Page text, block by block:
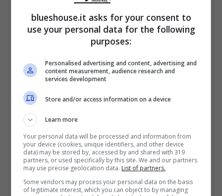
Musica
Chi è Daniela Pes: nuova
promessa della musica
italiana
blueshouse.it asks for your consent to
use your personal data for the following
purposes:
Personalised advertising and content, advertising and
content measurement, audience research and
services development
Store and/or access information on a device
Learn more
Your personal data will be processed and information from
your device (cookies, unique identifiers, and other device
data) may be stored by, accessed by and shared with 319
partners, or used specifically by this site. We and our partners
may use precise geolocation data. List of partners.
Some vendors may process your personal data on the basis
of legitimate interest, which you can object to by managing